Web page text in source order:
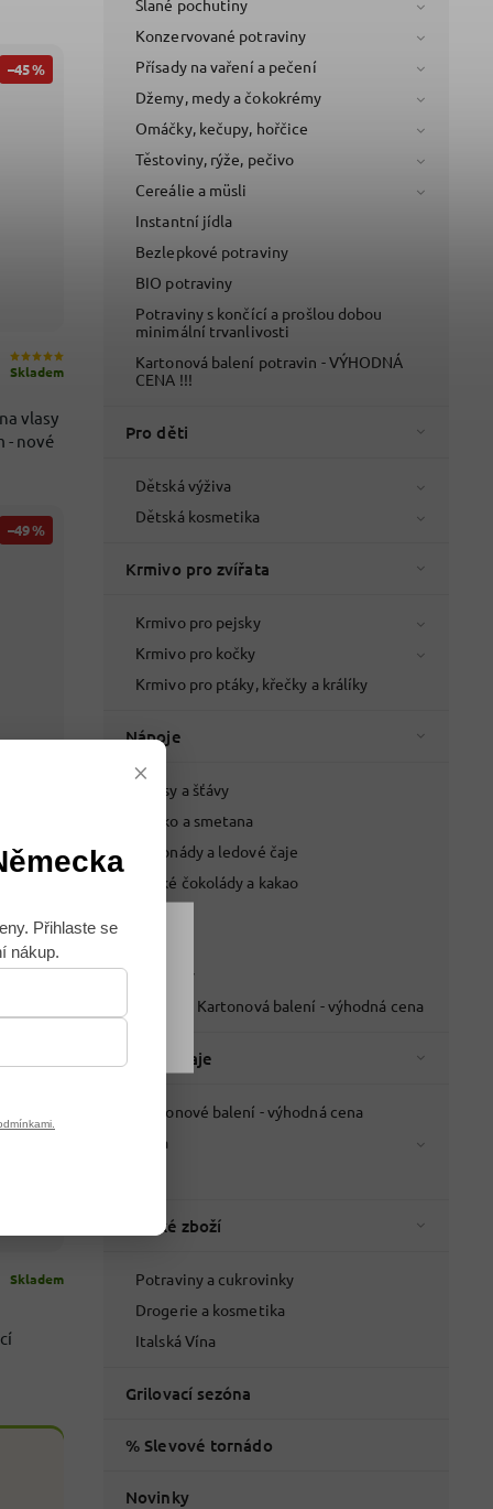
Souhlasím
Slané pochutiny
Konzervované potraviny
Přísady na vaření a pečení
Džemy, medy a čokokrémy
Omáčky, kečupy, hořčice
Těstoviny, rýže, pečivo
Cereálie a müsli
Instantní jídla
Bezlepkové potraviny
BIO potraviny
Potraviny s končící a prošlou dobou
minimální trvanlivosti
Kartonová balení potravin - VÝHODNÁ
CENA !!!
Pro děti
Dětská výživa
Dětská kosmetika
Krmivo pro zvířata
Krmivo pro pejsky
Krmivo pro kočky
Krmivo pro ptáky, křečky a králíky
Nápoje
Džusy a šťávy
Mléko a smetana
Limonády a ledové čaje
Horké čokolády a kakao
Lihoviny
Nápoje - Kartonová balení - výhodná cena
Káva a čaje
Kartonové balení - výhodná cena
Káva
Italské zboží
Potraviny a cukrovinky
Drogerie a kosmetika
Italská Vína
Grilovací sezóna
% Slevové tornádo
Novinky
–45 %
vlasy
- nové
Skladem
–49 %
Hair
Skladem
×
Přihlaste se
nákup.